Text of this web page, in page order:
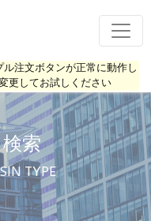
注文ボタンが正常に動作し
更してお試しください
索
TYPE